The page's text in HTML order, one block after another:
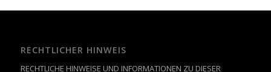
RECHTLICHER HINWEIS
RECHTLICHE HINWEISE UND INFORMATIONEN ZU DIESER